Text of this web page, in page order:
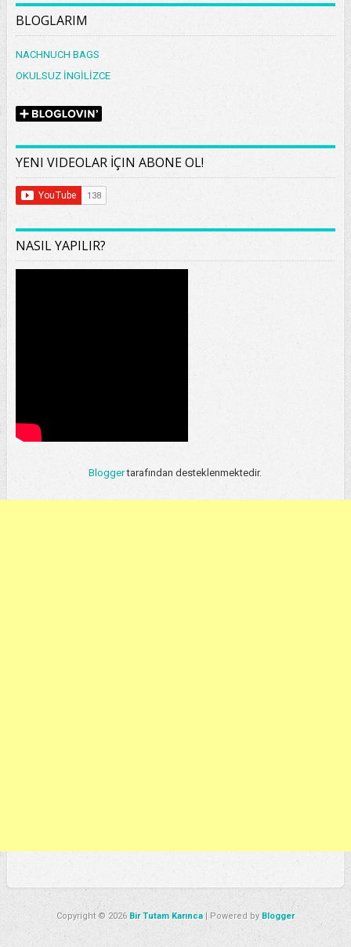
BLOGLARIM
NACHNUCH BAGS
OKULSUZ İNGİLİZCE
YENI VIDEOLAR İÇIN ABONE OL!
NASIL YAPILIR?
Bloggertarafından desteklenmektedir.
Copyright © 2026 Bir Tutam Karınca | Powered by Blogger